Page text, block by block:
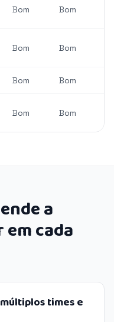
Bom Bom
Bom Bom
Bom Bom
Bom Bom
a
cada
times e